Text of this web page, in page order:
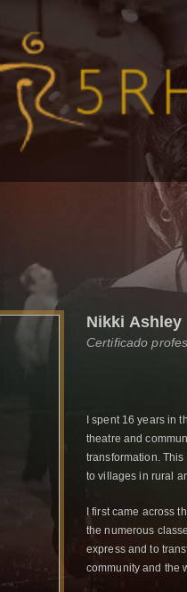
Nikki Ashley
Certificado
I spent 16 years in
theatre and
transformation.
to villages in rural
I first came across
the numerous
express and to
community and the